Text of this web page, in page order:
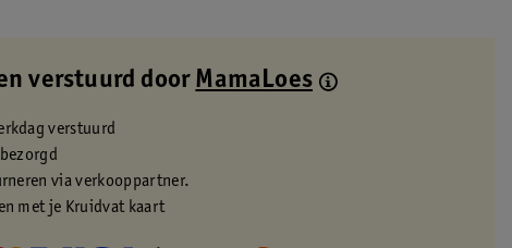
verstuurd door MamaLoes
verstuurd
via verkooppartner.
met je Kruidvat kaart